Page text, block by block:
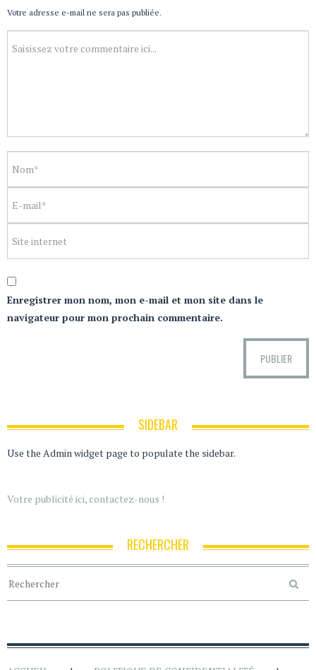
Votre adresse e-mail ne sera pas publiée.
Enregistrer mon nom, mon e-mail et mon site dans le
navigateur pour mon prochain commentaire.
SIDEBAR
Use the Admin widget page to populate the sidebar.
Votre publicité ici, contactez-nous !
RECHERCHER